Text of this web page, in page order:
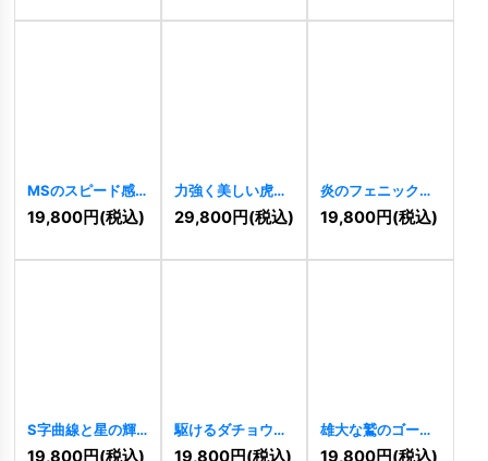
MSのスピード感
あふれる連結ロゴ
10321 ]
19,800円(税込)
力強く美しい虎の
モノクロロゴ
10320 ]
29,800円(税込)
炎のフェニックス
の円形ロゴ
10318 ]
19,800円(税込)
S字曲線と星の輝
く成功ロゴ
19,800円(税込)
駆けるダチョウの
スピードロゴ
19,800円(税込)
雄大な鷲のゴール
ドエンブレムロゴ
19,800円(税込)